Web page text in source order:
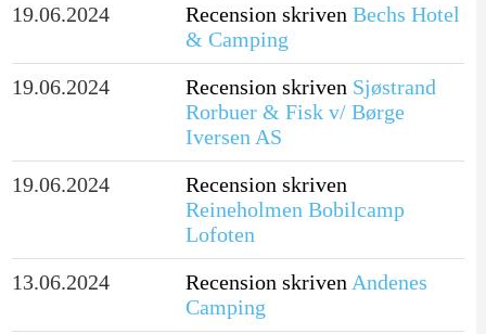
19.06.2024 Recension skriven Bechs Hotel
& Camping
19.06.2024
Recension skriven Sjøstrand
Rorbuer & Fisk v/ Børge
Iversen AS
19.06.2024
Recension skriven
Reineholmen Bobilcamp
Lofoten
13.06.2024
Recension skriven Andenes
Camping